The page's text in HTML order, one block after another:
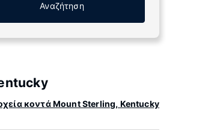
Αναζήτηση
κοντά Mount Sterling, Kentucky